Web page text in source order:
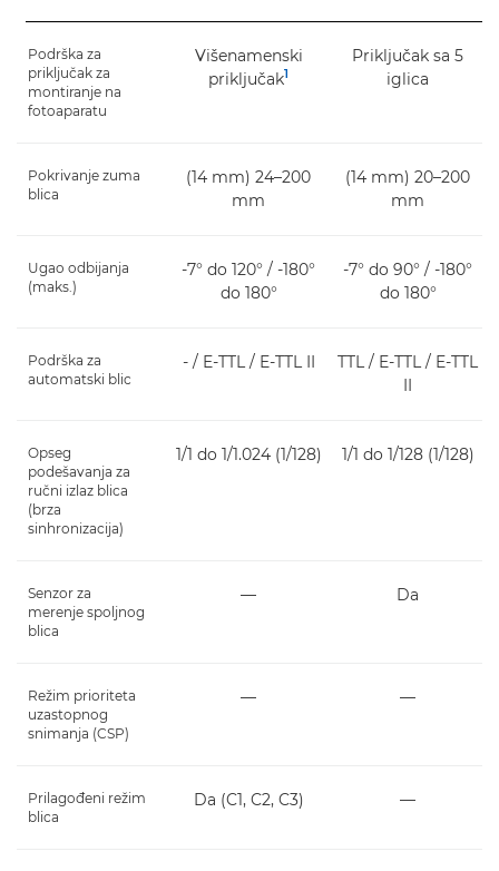
Podrška za
priključak za
montiranje na
fotoaparatu
Višenamenski
priključak1
Priključak sa 5
iglica
Pokrivanje zuma
blica
(14 mm) 24–200
mm
(14 mm) 20–200
mm
Ugao odbijanja
(maks.)
-7° do 120° / -180°
do 180°
-7° do 90° / -180°
do 180°
Podrška za
automatski blic
- / E-TTL / E-TTL II
TTL / E-TTL / E-TTL
II
Opseg
podešavanja za
ručni izlaz blica
(brza
sinhronizacija)
1/1 do 1/1.024 (1/128) 1/1 do 1/128 (1/128)
Senzor za
merenje spoljnog
blica
― Da
Režim prioriteta
uzastopnog
snimanja (CSP)
― ―
Prilagođeni režim
blica
Da (C1, C2, C3) ―